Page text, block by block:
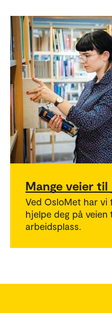
Mange veier
Ved OsloMet har vi
hjelpe deg på
arbeidsplass.